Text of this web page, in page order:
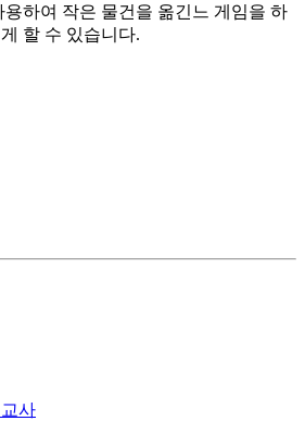
용하여 작은 물건을 옮긴느 게임을 하
할 수 있습니다.
사